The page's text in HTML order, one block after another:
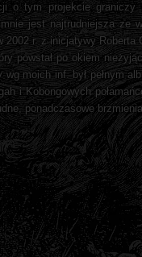
o tym projekcie
jest najtrudniejsza ze
2002 r. z inicjatywy
powstał po okiem
moich inf. był pełnym
i Kobongowych
ponadczasowe